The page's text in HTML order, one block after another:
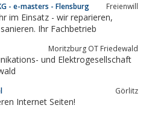
- e-masters - Flensburg Freienwill
im Einsatz - wir reparieren,
und sanieren. Ihr Fachbetrieb
Moritzburg OT Friedewald
und Elektrogesellschaft
Görlitz
Internet Seiten!